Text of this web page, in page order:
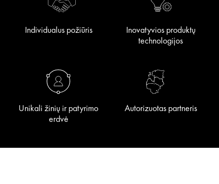
Individualus požiūris
Inovatyvios produktų
technologijos
Unikali žinių ir patyrimo
erdvė
Autorizuotas partneris